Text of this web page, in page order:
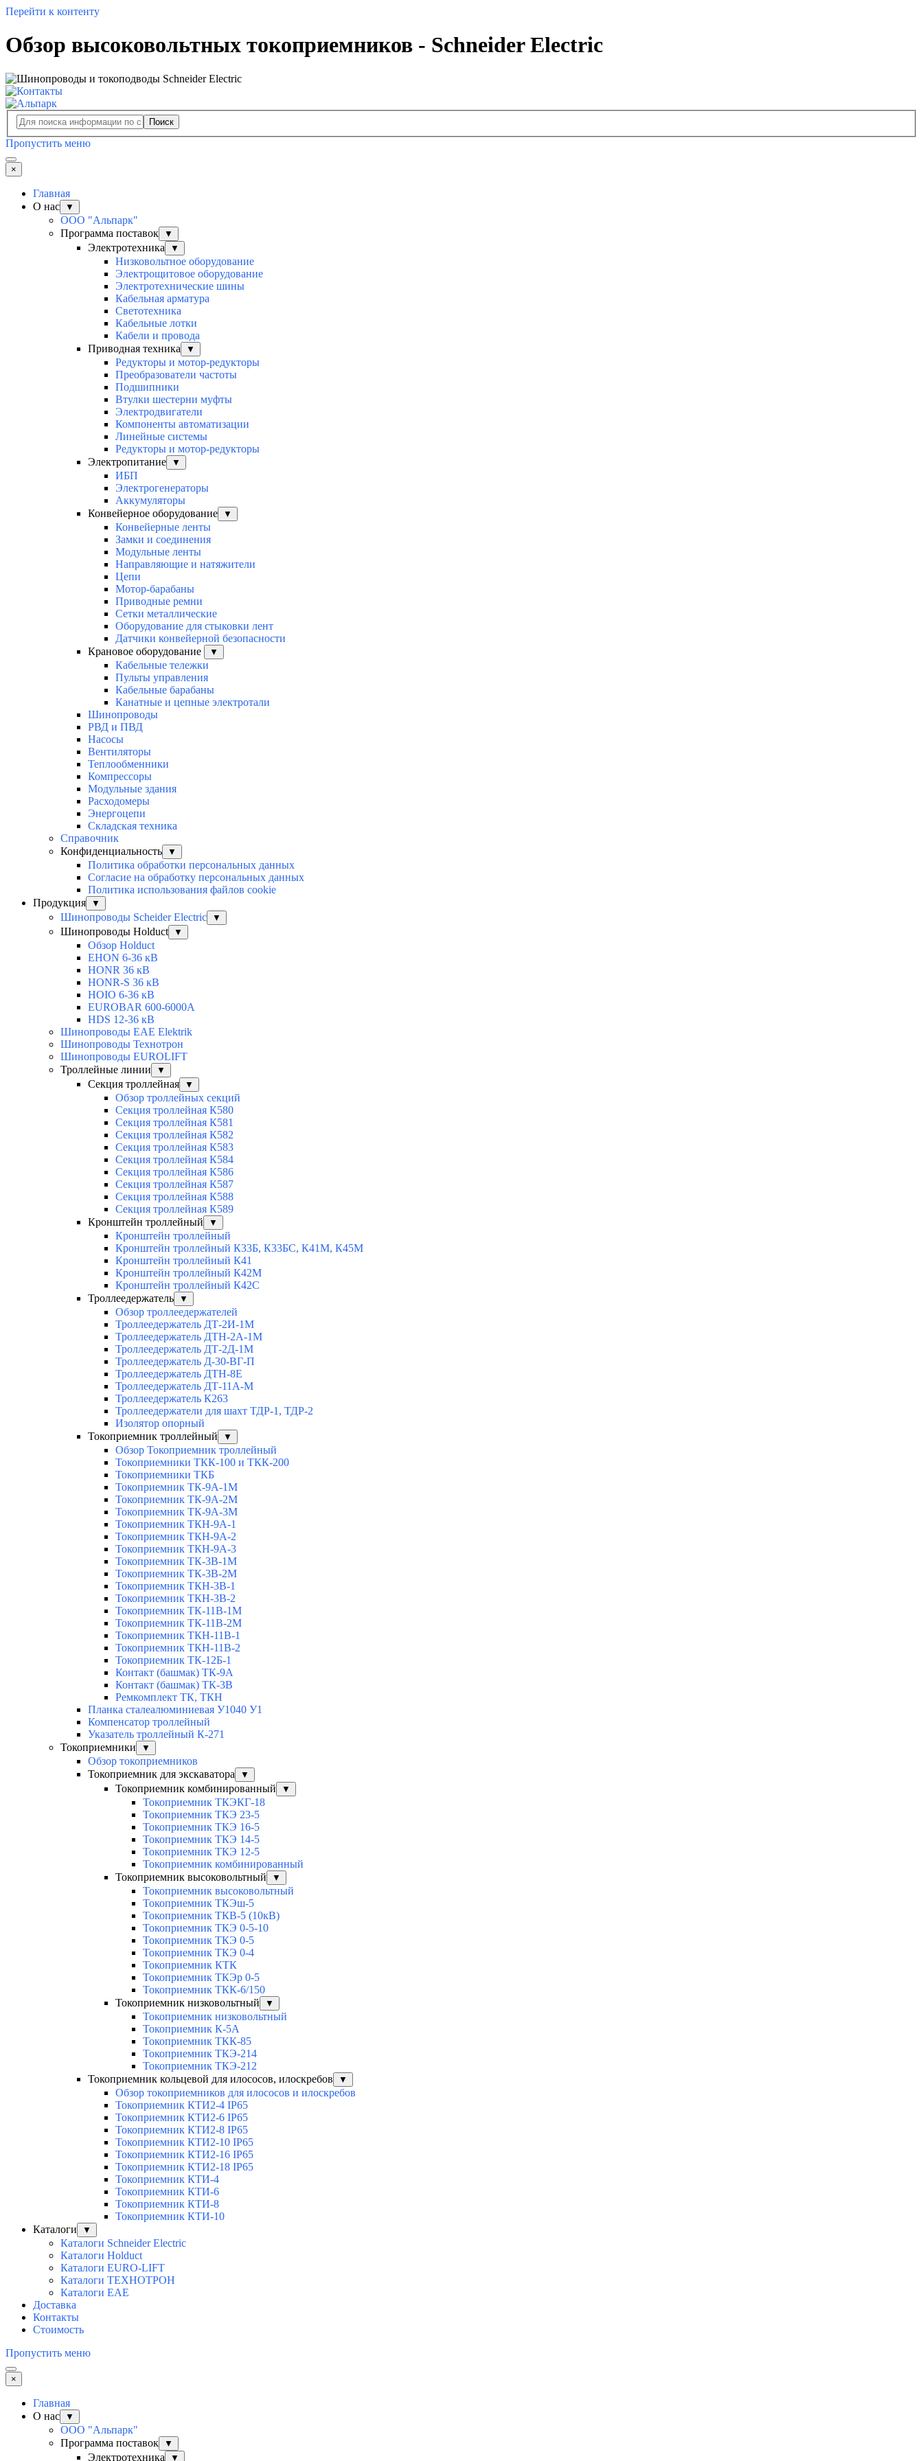
Перейти к контенту
Обзор высоковольтных токоприемников - Schneider Electric
Поиск
Пропустить меню
×
Главная
О нас
▼
ООО "Альпарк"
Программа поставок
▼
Электротехника ▼
Низковольтное оборудование
Электрощитовое оборудование
Электротехнические шины
Кабельная арматура
Светотехника
Кабельные лотки
Кабели и провода
Приводная техника
▼
Редукторы и мотор-редукторы
Преобразователи частоты
Подшипники
Втулки шестерни муфты
Электродвигатели
Компоненты автоматизации
Линейные системы
Редукторы и мотор-редукторы
Электропитание
▼
ИБП
Электрогенераторы
Аккумуляторы
Конвейерное оборудование
▼
Конвейерные ленты
Замки и соединения
Модульные ленты
Направляющие и натяжители
Цепи
Мотор-барабаны
Приводные ремни
Сетки металлические
Оборудование для стыковки лент
Датчики конвейерной безопасности
Крановое оборудование
▼
Кабельные тележки
Пульты управления
Кабельные барабаны
Канатные и цепные электротали
Шинопроводы
РВД и ПВД
Насосы
Вентиляторы
Теплообменники
Компрессоры
Модульные здания
Расходомеры
Энергоцепи
Складская техника
Справочник
Конфиденциальность
▼
Политика обработки персональных данных
Согласие на обработку персональных данных
Политика использования файлов cookie
Продукция
▼
Шинопроводы Scheider Electric ▼
Шинопроводы Holduct ▼
Обзор Holduct
EHON 6-36 кВ
HONR 36 кВ
HONR-S 36 кВ
HOIO 6-36 кВ
EUROBAR 600-6000A
HDS 12-36 кВ
Шинопроводы EAE Elektrik
Шинопроводы Технотрон
Шинопроводы EUROLIFT
Троллейные линии
▼
Секция троллейная ▼
Обзор троллейных секций
Секция троллейная К580
Секция троллейная К581
Секция троллейная К582
Секция троллейная К583
Секция троллейная К584
Секция троллейная К586
Секция троллейная К587
Секция троллейная К588
Секция троллейная К589
Кронштейн троллейный
▼
Кронштейн троллейный
Кронштейн троллейный К33Б, К33БС, К41М, К45М
Кронштейн троллейный К41
Кронштейн троллейный К42М
Кронштейн троллейный К42С
Троллеедержатель
▼
Обзор троллеедержателей
Троллеедержатель ДТ-2И-1М
Троллеедержатель ДТН-2А-1М
Троллеедержатель ДТ-2Д-1М
Троллеедержатель Д-30-ВГ-П
Троллеедержатель ДТН-8Е
Троллеедержатель ДТ-11А-М
Троллеедержатель К263
Троллеедержатели для шахт ТДР-1, ТДР-2
Изолятор опорный
Токоприемник троллейный
▼
Обзор Токоприемник троллейный
Токоприемники ТКК-100 и ТКК-200
Токоприемники ТКБ
Токоприемник ТК-9А-1М
Токоприемник ТК-9А-2М
Токоприемник ТК-9А-3М
Токоприемник ТКН-9А-1
Токоприемник ТКН-9А-2
Токоприемник ТКН-9А-3
Токоприемник ТК-3В-1М
Токоприемник ТК-3В-2М
Токоприемник ТКН-3В-1
Токоприемник ТКН-3В-2
Токоприемник ТК-11В-1М
Токоприемник ТК-11В-2М
Токоприемник ТКН-11В-1
Токоприемник ТКН-11В-2
Токоприемник ТК-12Б-1
Контакт (башмак) ТК-9А
Контакт (башмак) ТК-3В
Ремкомплект ТК, ТКН
Планка сталеалюминиевая У1040 У1
Компенсатор троллейный
Указатель троллейный К-271
Токоприемники
▼
Обзор токоприемников
Токоприемник для экскаватора
▼
Токоприемник комбинированный ▼
Токоприемник ТКЭКГ-18
Токоприемник ТКЭ 23-5
Токоприемник ТКЭ 16-5
Токоприемник ТКЭ 14-5
Токоприемник ТКЭ 12-5
Токоприемник комбинированный
Токоприемник высоковольтный
▼
Токоприемник высоковольтный
Токоприемник ТКЭш-5
Токоприемник ТКВ-5 (10кВ)
Токоприемник ТКЭ 0-5-10
Токоприемник ТКЭ 0-5
Токоприемник ТКЭ 0-4
Токоприемник КТК
Токоприемник ТКЭр 0-5
Токоприемник ТКК-6/150
Токоприемник низковольтный
▼
Токоприемник низковольтный
Токоприемник К-5А
Токоприемник ТКК-85
Токоприемник ТКЭ-214
Токоприемник ТКЭ-212
Токоприемник кольцевой для илососов, илоскребов
▼
Обзор токоприемников для илососов и илоскребов
Токоприемник КТИ2-4 IP65
Токоприемник КТИ2-6 IP65
Токоприемник КТИ2-8 IP65
Токоприемник КТИ2-10 IP65
Токоприемник КТИ2-16 IP65
Токоприемник КТИ2-18 IP65
Токоприемник КТИ-4
Токоприемник КТИ-6
Токоприемник КТИ-8
Токоприемник КТИ-10
Каталоги
▼
Каталоги Schneider Electric
Каталоги Holduct
Каталоги EURO-LIFT
Каталоги ТЕХНОТРОН
Каталоги EAE
Доставка
Контакты
Стоимость
Пропустить меню
×
Главная
О нас
▼
ООО "Альпарк"
Программа поставок
▼
Электротехника ▼